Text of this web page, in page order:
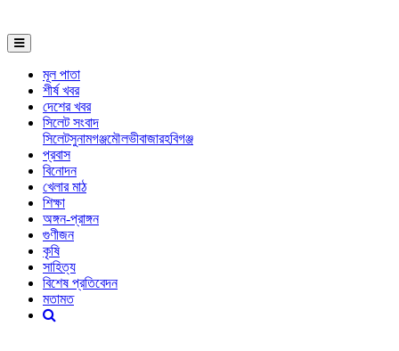
মূল পাতা
শীর্ষ খবর
দেশের খবর
সিলেট সংবাদ
সিলেটসুনামগঞ্জমৌলভীবাজারহবিগঞ্জ
প্রবাস
বিনোদন
খেলার মাঠ
শিক্ষা
অঙ্গন-প্রাঙ্গন
গুণীজন
কৃষি
সাহিত্য
বিশেষ প্রতিবেদন
মতামত